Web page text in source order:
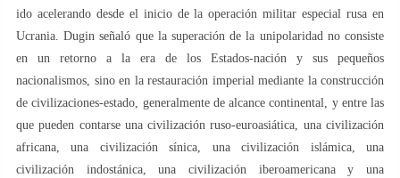
ido acelerando desde el inicio de la operación militar especial rusa en
Ucrania. Dugin señaló que la superación de la unipolaridad no consiste
en un retorno a la era de los Estados-nación y sus pequeños
nacionalismos, sino en la restauración imperial mediante la construcción
de civilizaciones-estado, generalmente de alcance continental, y entre las
que pueden contarse una civilización ruso-euroasiática, una civilización
africana, una civilización sínica, una civilización islámica, una
civilización indostánica, una civilización iberoamericana y una